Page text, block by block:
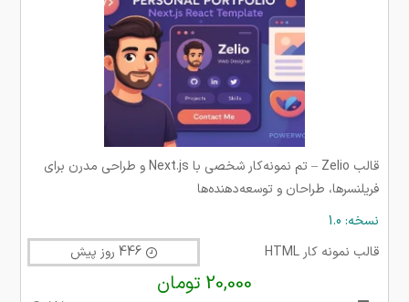
قالب Zelio – تم نمونه‌کار شخصی با Next.js و طراحی مدرن برای
فریلنسرها، طراحان و توسعه‌دهنده‌ها
نسخه: 1.0
قالب نمونه کار HTML
446 روز پیش
20,000 تومان